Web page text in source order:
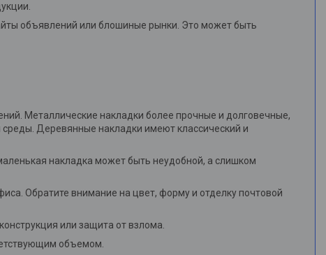
объявлений или блошиные рынки. Это может быть
Металлические накладки более прочные и долговечные,
Деревянные накладки имеют классический и
накладка может быть неудобной, а слишком
Обратите внимание на цвет, форму и отделку почтовой
или защита от взлома.
объемом.